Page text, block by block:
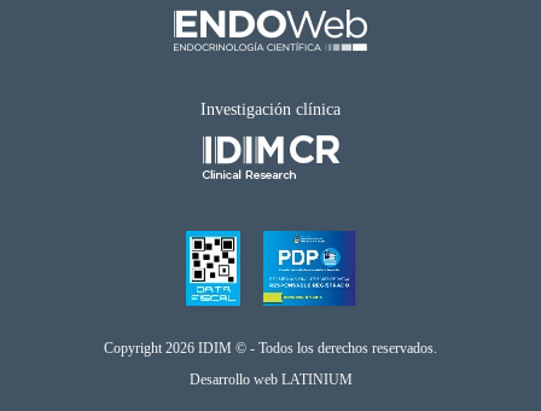
Investigación clínica
Copyright 2026 IDIM © - Todos los derechos reservados.
Desarrollo web LATINIUM